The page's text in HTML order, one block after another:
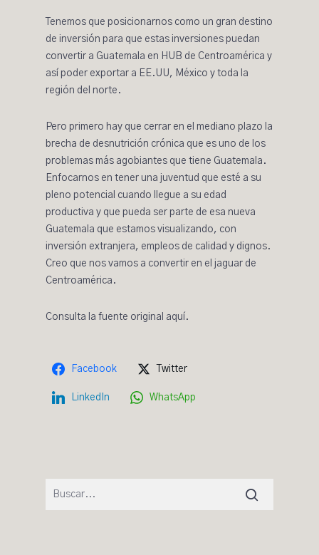
Tenemos que posicionarnos como un gran destino
de inversión para que estas inversiones puedan
convertir a Guatemala en HUB de Centroamérica y
así poder exportar a EE.UU, México y toda la
región del norte.
Pero primero hay que cerrar en el mediano plazo la
brecha de desnutrición crónica que es uno de los
problemas más agobiantes que tiene Guatemala.
Enfocarnos en tener una juventud que esté a su
pleno potencial cuando llegue a su edad
productiva y que pueda ser parte de esa nueva
Guatemala que estamos visualizando, con
inversión extranjera, empleos de calidad y dignos.
Creo que nos vamos a convertir en el jaguar de
Centroamérica.
Consulta la fuente original aquí.
Facebook Twitter
LinkedIn WhatsApp